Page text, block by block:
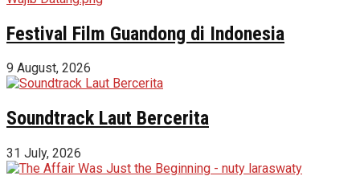
Festival Film Guandong di Indonesia
9 August, 2026
Soundtrack Laut Bercerita
31 July, 2026